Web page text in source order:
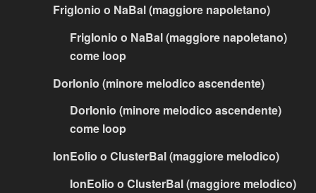
FrigIonio o NaBal (maggiore napoletano)
FrigIonio o NaBal (maggiore napoletano)
come loop
DorIonio (minore melodico ascendente)
DorIonio (minore melodico ascendente)
come loop
IonEolio o ClusterBal (maggiore melodico)
IonEolio o ClusterBal (maggiore melodico)